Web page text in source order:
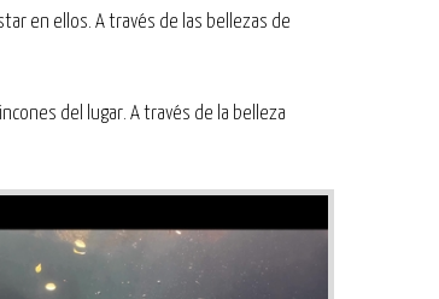
en ellos. A través de las bellezas de
del lugar. A través de la belleza